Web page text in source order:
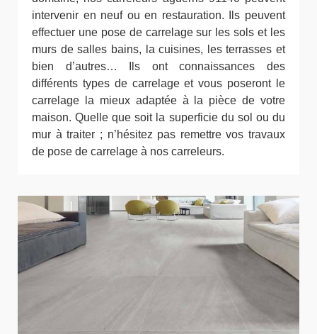
intervenir en neuf ou en restauration. Ils peuvent
effectuer une pose de carrelage sur les sols et les
murs de salles bains, la cuisines, les terrasses et
bien d’autres… Ils ont connaissances des
différents types de carrelage et vous poseront le
carrelage la mieux adaptée à la pièce de votre
maison. Quelle que soit la superficie du sol ou du
mur à traiter ; n’hésitez pas remettre vos travaux
de pose de carrelage à nos carreleurs.